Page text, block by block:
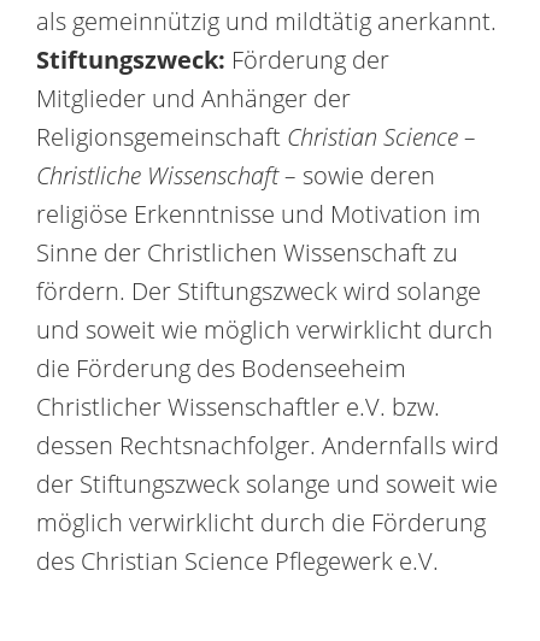
als gemeinnützig und mildtätig anerkannt.
Stiftungszweck: Förderung der
Mitglieder und Anhänger der
Religionsgemeinschaft Christian Science –
Christliche Wissenschaft – sowie deren
religiöse Erkenntnisse und Motivation im
Sinne der Christlichen Wissenschaft zu
fördern. Der Stiftungszweck wird solange
und soweit wie möglich verwirklicht durch
die Förderung des Bodenseeheim
Christlicher Wissenschaftler e.V. bzw.
dessen Rechtsnachfolger. Andernfalls wird
der Stiftungszweck solange und soweit wie
möglich verwirklicht durch die Förderung
des Christian Science Pflegewerk e.V.